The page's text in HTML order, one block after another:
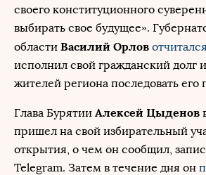
своего конституционного
выбирать свое будущее».
области Василий Орлов отчитался
исполнил свой гражданский долг
жителей региона последовать его
Глава Бурятии Алексей Цыденов
пришел на свой избирательный
открытия, о чем он сообщил,
Telegram. Затем в течение дня он